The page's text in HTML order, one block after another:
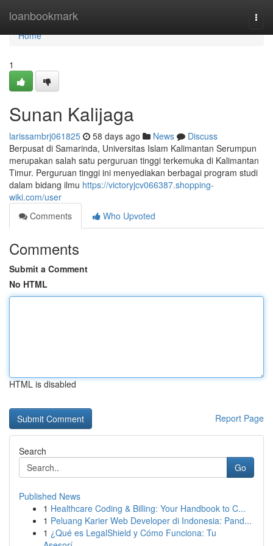
loanbookmark
Home
Home
1
Sunan Kalijaga
larissambrj061825 58 days ago News
Discuss
Berpusat di Samarinda, Universitas Islam Kalimantan Serumpun
merupakan salah satu perguruan tinggi terkemuka di Kalimantan
Timur. Perguruan tinggi ini menyediakan berbagai program studi
dalam bidang ilmu https://victoryjcv066387.shopping-
wiki.com/user
Comments
Who Upvoted
Comments
Submit a Comment
No HTML
HTML is disabled
Report Page
Search
Go
Published News
1 Healthcare Coding & Billing: Your Handbook to C...
1 Peluang Karier Web Developer di Indonesia: Pand...
1 ¿Qué es LegalShield y Cómo Funciona: Tu